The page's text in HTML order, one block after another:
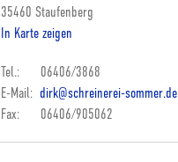
35460 Staufenberg
In Karte zeigen
Tel.: 06406/3868
E-Mail: dirk@schreinerei-sommer.de
Fax: 06406/905062